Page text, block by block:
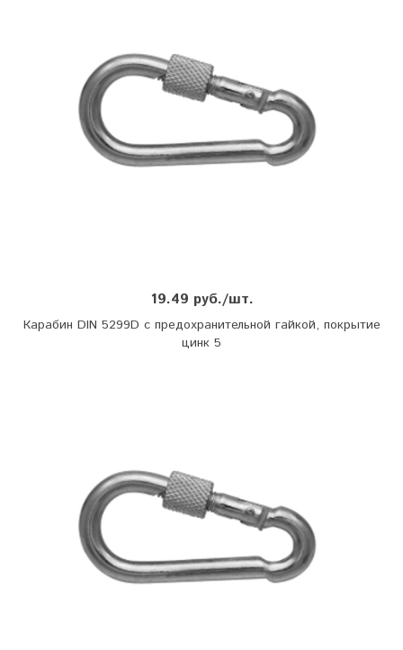
19.49 руб./шт.
Карабин DIN 5299D с предохранительной гайкой, покрытие
цинк 5